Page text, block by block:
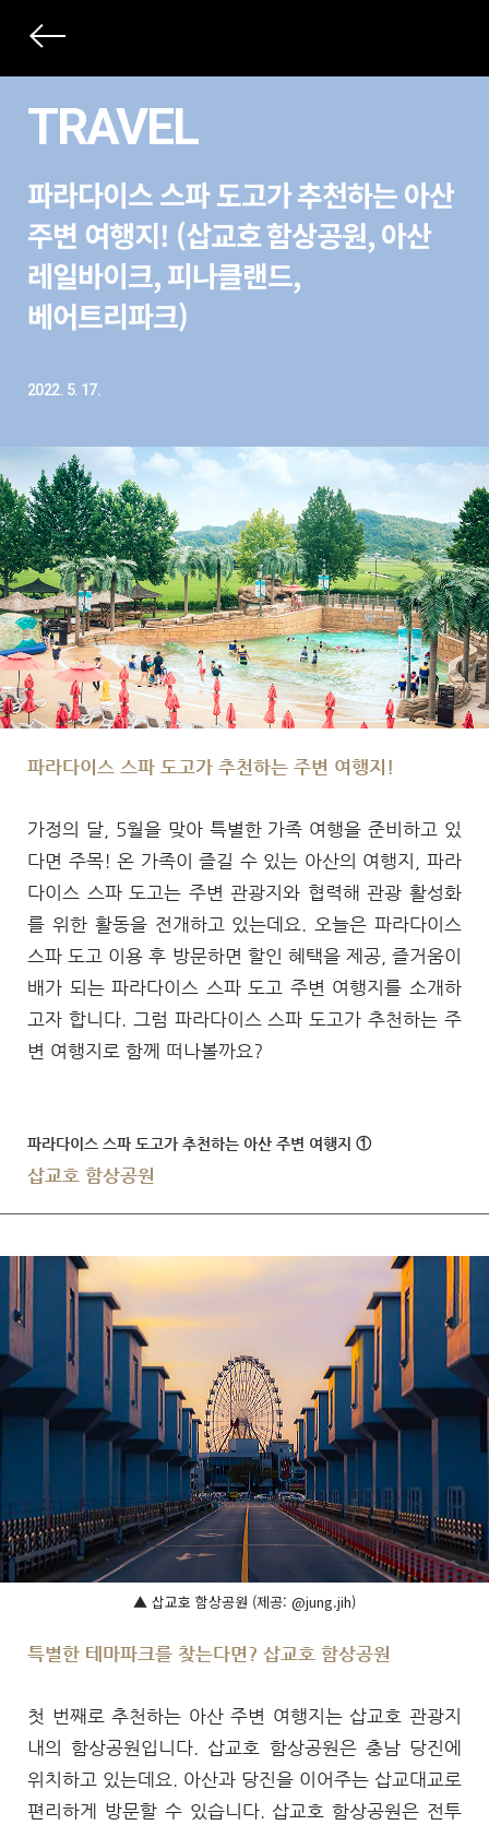
상
TRAVEL
문
제
목
파라다이스 스파 도고가 추천하는 아산
주변 여행지! (삽교호 함상공원, 아산
레일바이크, 피나클랜드,
베어트리파크)
2022. 5. 17.
본
문
파라다이스 스파 도고가 추천하는 주변 여행지!
가정의 달, 5월을 맞아 특별한 가족 여행을 준비하고 있
다면 주목! 온 가족이 즐길 수 있는 아산의 여행지, 파라
다이스 스파 도고는 주변 관광지와 협력해 관광 활성화
를 위한 활동을 전개하고 있는데요. 오늘은 파라다이스
스파 도고 이용 후 방문하면 할인 혜택을 제공, 즐거움이
배가 되는 파라다이스 스파 도고 주변 여행지를 소개하
고자 합니다. 그럼 파라다이스 스파 도고가 추천하는 주
변 여행지로 함께 떠나볼까요?
파라다이스 스파 도고가 추천하는 아산 주변 여행지 ①
삽교호 함상공원
▲ 삽교호 함상공원 (제공: @jung.jih)
특별한 테마파크를 찾는다면? 삽교호 함상공원
첫 번째로 추천하는 아산 주변 여행지는 삽교호 관광지
내의 함상공원입니다. 삽교호 함상공원은 충남 당진에
위치하고 있는데요. 아산과 당진을 이어주는 삽교대교로
편리하게 방문할 수 있습니다. 삽교호 함상공원은 전투